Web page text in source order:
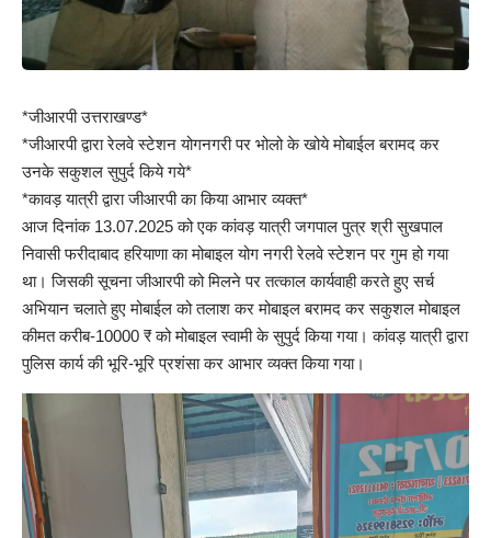
*जीआरपी उत्तराखण्ड*
*जीआरपी द्वारा रेलवे स्टेशन योगनगरी पर भोलो के खोये मोबाईल बरामद कर
उनके सकुशल सुपुर्द किये गये*
*कावड़ यात्री द्वारा जीआरपी का किया आभार व्यक्त*
आज दिनांक 13.07.2025 को एक कांवड़ यात्री जगपाल पुत्र श्री सुखपाल
निवासी फरीदाबाद हरियाणा का मोबाइल योग नगरी रेलवे स्टेशन पर गुम हो गया
था। जिसकी सूचना जीआरपी को मिलने पर तत्काल कार्यवाही करते हुए सर्च
अभियान चलाते हुए मोबाईल को तलाश कर मोबाइल बरामद कर सकुशल मोबाइल
कीमत करीब-10000 ₹ को मोबाइल स्वामी के सुपुर्द किया गया। कांवड़ यात्री द्वारा
पुलिस कार्य की भूरि-भूरि प्रशंसा कर आभार व्यक्त किया गया।